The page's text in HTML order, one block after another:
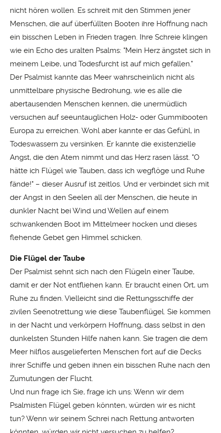
nicht hören wollen. Es schreit mit den Stimmen jener
Menschen, die auf überfüllten Booten ihre Hoffnung nach
ein bisschen Leben in Frieden tragen. Ihre Schreie klingen
wie ein Echo des uralten Psalms: "Mein Herz ängstet sich in
meinem Leibe, und Todesfurcht ist auf mich gefallen."
Der Psalmist kannte das Meer wahrscheinlich nicht als
unmittelbare physische Bedrohung, wie es alle die
abertausenden Menschen kennen, die unermüdlich
versuchen auf seeuntauglichen Holz- oder Gummibooten
Europa zu erreichen. Wohl aber kannte er das Gefühl, in
Todeswassern zu versinken. Er kannte die existenzielle
Angst, die den Atem nimmt und das Herz rasen lässt. "O
hätte ich Flügel wie Tauben, dass ich wegflöge und Ruhe
fände!" – dieser Ausruf ist zeitlos. Und er verbindet sich mit
der Angst in den Seelen all der Menschen, die heute in
dunkler Nacht bei Wind und Wellen auf einem
schwankenden Boot im Mittelmeer hocken und dieses
flehende Gebet gen Himmel schicken.
Die Flügel der Taube
Der Psalmist sehnt sich nach den Flügeln einer Taube,
damit er der Not entfliehen kann. Er braucht einen Ort, um
Ruhe zu finden. Vielleicht sind die Rettungsschiffe der
zivilen Seenotrettung wie diese Taubenflügel. Sie kommen
in der Nacht und verkörpern Hoffnung, dass selbst in den
dunkelsten Stunden Hilfe nahen kann. Sie tragen die dem
Meer hilflos ausgelieferten Menschen fort auf die Decks
ihrer Schiffe und geben ihnen ein bisschen Ruhe nach den
Zumutungen der Flucht.
Und nun frage ich Sie, frage ich uns: Wenn wir dem
Psalmisten Flügel geben könnten, würden wir es nicht
tun? Wenn wir seinem Schrei nach Rettung antworten